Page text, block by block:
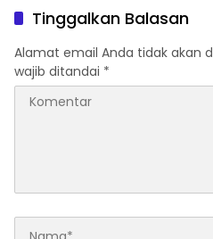
Tinggalkan Balasan
Alamat email Anda tidak akan
wajib ditandai *